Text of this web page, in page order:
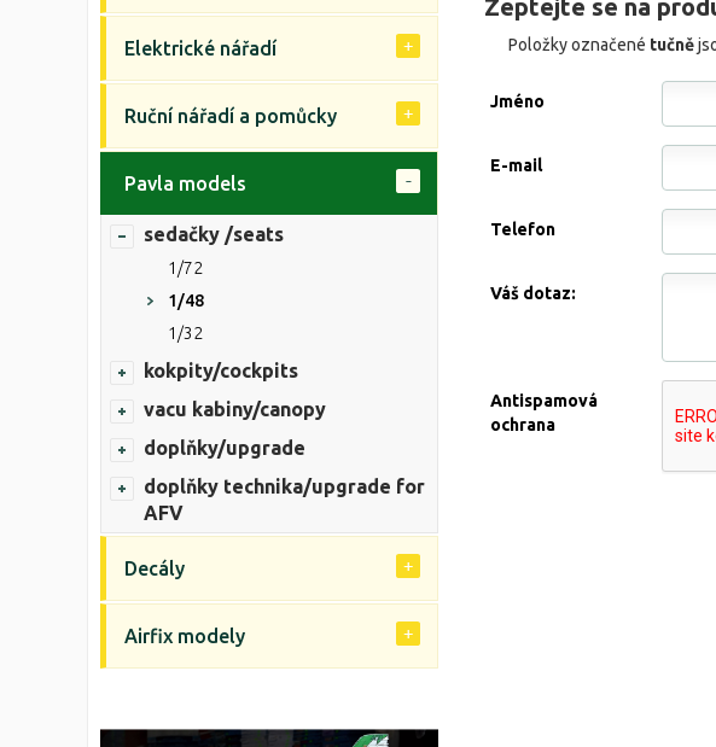
Zeptejte se na
Položky označené tučně
Jméno
E-mail
Telefon
Váš dotaz:
Antispamová
ochrana
Elektrické nářadí
Ruční nářadí a pomůcky
Pavla models
sedačky /seats
1/72
1/48
1/32
kokpity/cockpits
vacu kabiny/canopy
doplňky/upgrade
doplňky technika/upgrade for
AFV
Decály
Airfix modely